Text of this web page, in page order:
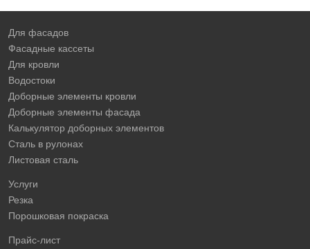
Для фасадов
Фасадные кассеты
Для кровли
Водостоки
Доборные элементы кровли
Доборные элементы фасада
Калькулятор доборных элементов
Сталь в рулонах
Листовая сталь
Услуги
Резка
Порошковая покраска
Прайс-лист